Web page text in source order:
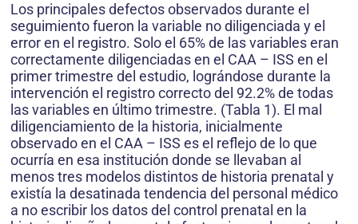
Los principales defectos observados durante el
seguimiento fueron la variable no diligenciada y el
error en el registro. Solo el 65% de las variables eran
correctamente diligenciadas en el CAA – ISS en el
primer trimestre del estudio, lográndose durante la
intervención el registro correcto del 92.2% de todas
las variables en último trimestre. (Tabla 1). El mal
diligenciamiento de la historia, inicialmente
observado en el CAA – ISS es el reflejo de lo que
ocurría en esa institución donde se llevaban al
menos tres modelos distintos de historia prenatal y
existía la desatinada tendencia del personal médico
a no escribir los datos del control prenatal en la